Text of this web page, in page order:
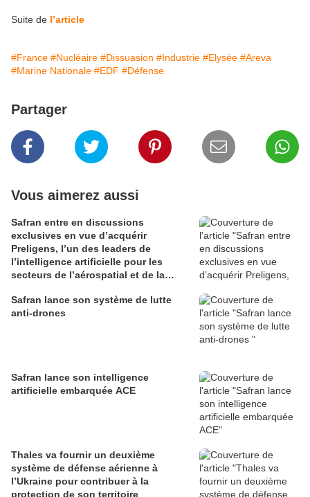
Suite de l’article
#France #Nucléaire #Dissuasion #Industrie #Elysée #Areva
#Marine Nationale #EDF #Défense
Partager
Vous aimerez aussi
Safran entre en discussions
exclusives en vue d’acquérir
Preligens, l’un des leaders de
l’intelligence artificielle pour les
secteurs de l’aérospatial et de la
Safran lance son système de lutte
anti-drones
Safran lance son intelligence
artificielle embarquée ACE
Thales va fournir un deuxième
système de défense aérienne à
l’Ukraine pour contribuer à la
protection de son territoire